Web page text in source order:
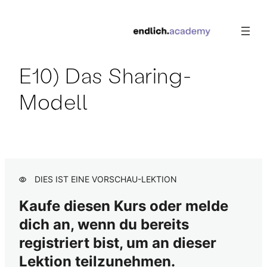
E10) Das Sharing-
Modell
DIES IST EINE VORSCHAU-LEKTION
Kaufe diesen Kurs oder melde
dich an, wenn du bereits
registriert bist, um an dieser
Lektion teilzunehmen.
Onboarding
2 Lektionen
Economy
C) Circular Thinking
17 Lektionen, 1 Test
D) Circular Design
22 Lektionen, 1 Test